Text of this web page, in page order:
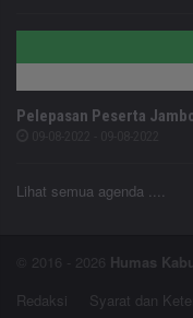
Pelepasan Peserta
Lihat semua agenda ....
© 2016 - 2026 Humas
Redaksi
Syarat dan